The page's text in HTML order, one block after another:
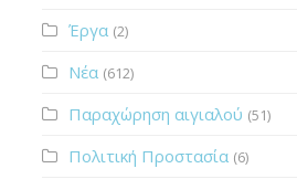
Έργα (2)
Νέα (612)
Παραχώρηση αιγιαλού (51)
Πολιτική Προστασία (6)